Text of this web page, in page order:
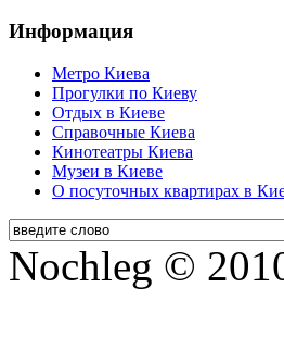
Информация
Метро Киева
Прогулки по Киеву
Отдых в Киеве
Справочные Киева
Кинотеатры Киева
Музеи в Киеве
О посуточных квартирах в
Nochleg ©